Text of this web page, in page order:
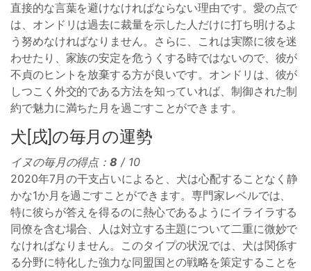
直接的な言葉を避けなければならない理由です。愛の点で
は、オンドリは過去に裁量を示した人だけに打ち明けるよ
う努めなければなりません。さらに、これは実際に彼を迷
わせたり、家族の安定を危うくする時ではないので、彼が
不貞のヒントを放棄する方が良いです。オンドリは、彼が
しつこく外交的である方法を知っていれば、制御された制
約で魅力に満ちた月を過ごすことができます。
犬[戌]の毎月の運勢
イヌの毎月の得点：8 / 10
2020年7月の干支占いによると、犬は心配することなく静
かな1か月を過ごすことができます。専門家レベルでは、
特に彼らが答えを得るのに熱心であるようにイライラする
同僚を含む場合、人は対立する主題について二重に微妙で
なければなりません。このタイプの状況では、犬は関係す
る分野に特化した強力な同盟国との戦略を策定することを